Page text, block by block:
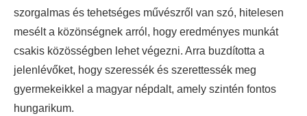
szorgalmas és tehetséges művészről van szó, hitelesen
mesélt a közönségnek arról, hogy eredményes munkát
csakis közösségben lehet végezni. Arra buzdította a
jelenlévőket, hogy szeressék és szerettessék meg
gyermekeikkel a magyar népdalt, amely szintén fontos
hungarikum.